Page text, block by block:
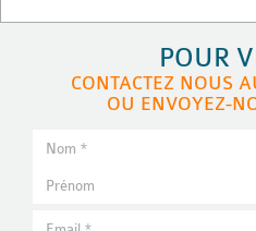
POUR
CONTACTEZ NOUS
OU ENVOYEZ-